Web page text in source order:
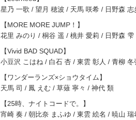
星乃 一歌 / 望月 穂波 / 天馬 咲希 / 日野森 志
【MORE MORE JUMP！】
花里 みのり / 桐谷 遥 / 桃井 愛莉 / 日野森 雫
【Vivid BAD SQUAD】
小豆沢 こはね / 白石 杏 / 東雲 彰人 / 青柳 冬
【ワンダーランズ×ショウタイム】
天馬 司 / 鳳 えむ / 草薙 寧々 / 神代 類
【25時、ナイトコードで。】
宵崎 奏 / 朝比奈 まふゆ / 東雲 絵名 / 暁山 瑞